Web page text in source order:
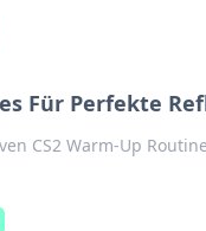
Für Perfekte
CS2 Warm-Up